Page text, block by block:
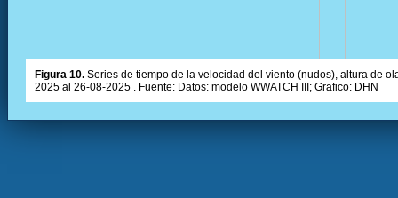
Figura 10. Series de tiempo de la velocidad del viento (nudos), altura de
2025 al 26-08-2025 . Fuente: Datos: modelo WWATCH III; Grafico: DHN